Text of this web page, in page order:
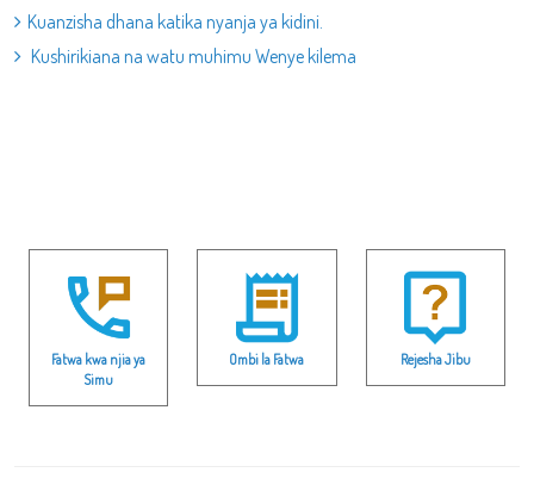
Kuanzisha dhana katika nyanja ya kidini.
Kushirikiana na watu muhimu Wenye kilema
Fatwa kwa njia ya
Simu
Ombi la Fatwa Rejesha Jibu